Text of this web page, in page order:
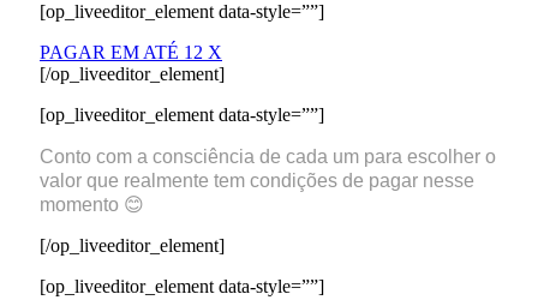
[op_liveeditor_element data-style=””]
PAGAR EM ATÉ 12 X
[/op_liveeditor_element]
[op_liveeditor_element data-style=””]
Conto com a consciência de cada um para escolher o
valor que realmente tem condições de pagar nesse
momento 😊
[/op_liveeditor_element]
[op_liveeditor_element data-style=””]